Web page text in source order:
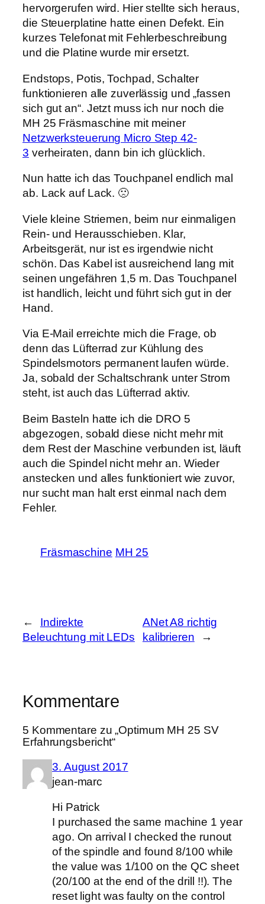
hervorgerufen wird. Hier stellte sich heraus,
die Steuerplatine hatte einen Defekt. Ein
kurzes Telefonat mit Fehlerbeschreibung
und die Platine wurde mir ersetzt.
Endstops, Potis, Tochpad, Schalter
funktionieren alle zuverlässig und „fassen
sich gut an“. Jetzt muss ich nur noch die
MH 25 Fräsmaschine mit meiner
Netzwerksteuerung Micro Step 42-
3 verheiraten, dann bin ich glücklich.
Nun hatte ich das Touchpanel endlich mal
ab. Lack auf Lack. 🙁
Viele kleine Striemen, beim nur einmaligen
Rein- und Herausschieben. Klar,
Arbeitsgerät, nur ist es irgendwie nicht
schön. Das Kabel ist ausreichend lang mit
seinen ungefähren 1,5 m. Das Touchpanel
ist handlich, leicht und führt sich gut in der
Hand.
Via E-Mail erreichte mich die Frage, ob
denn das Lüfterrad zur Kühlung des
Spindelsmotors permanent laufen würde.
Ja, sobald der Schaltschrank unter Strom
steht, ist auch das Lüfterrad aktiv.
Beim Basteln hatte ich die DRO 5
abgezogen, sobald diese nicht mehr mit
dem Rest der Maschine verbunden ist, läuft
auch die Spindel nicht mehr an. Wieder
anstecken und alles funktioniert wie zuvor,
nur sucht man halt erst einmal nach dem
Fehler.
Fräsmaschine MH 25
←
Indirekte
Beleuchtung mit LEDs
ANet A8 richtig
kalibrieren
→
Kommentare
5 Kommentare zu „Optimum MH 25 SV
Erfahrungsbericht“
3. August 2017
jean-marc
Hi Patrick
I purchased the same machine 1 year
ago. On arrival I checked the runout
of the spindle and found 8/100 while
the value was 1/100 on the QC sheet
(20/100 at the end of the drill !!). The
reset light was faulty on the control